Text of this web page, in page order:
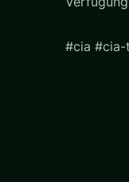
#cia #cia-